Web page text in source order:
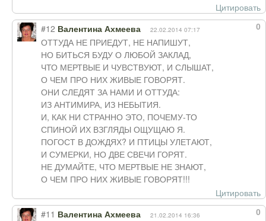
Цитировать
0
#12 Валентина Ахмеева 22.02.2014 07:17
ОТТУДА НЕ ПРИЕДУТ, НЕ НАПИШУТ,
НО БИТЬСЯ БУДУ О ЛЮБОЙ ЗАКЛАД,
ЧТО МЕРТВЫЕ И ЧУВСТВУЮТ, И СЛЫШАТ,
О ЧЕМ ПРО НИХ ЖИВЫЕ ГОВОРЯТ.
ОНИ СЛЕДЯТ ЗА НАМИ И ОТТУДА:
ИЗ АНТИМИРА, ИЗ НЕБЫТИЯ.
И, КАК НИ СТРАННО ЭТО, ПОЧЕМУ-ТО
СПИНОЙ ИХ ВЗГЛЯДЫ ОЩУЩАЮ Я.
ПОГОСТ В ДОЖДЯХ? И ПТИЦЫ УЛЕТАЮТ,
И СУМЕРКИ, НО ДВЕ СВЕЧИ ГОРЯТ.
НЕ ДУМАЙТЕ, ЧТО МЕРТВЫЕ НЕ ЗНАЮТ,
О ЧЕМ ПРО НИХ ЖИВЫЕ ГОВОРЯТ!!!
Цитировать
0
#11 Валентина Ахмеева 21.02.2014 16:36